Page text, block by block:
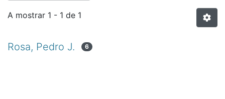
A mostrar 1 - 1 de 1
Rosa, Pedro J. 6